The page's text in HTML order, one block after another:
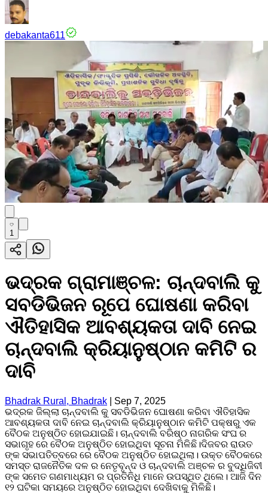
debakanta611
1
ଭଦ୍ରକ ଗ୍ରାମାଞ୍ଚଳ: ଚାନ୍ଦବାଲି କୁ
ସବଡିଭିଜନ ରୂପେ ଘୋଷଣା କରିବା
ଐତିହାସିକ ଆବଶ୍ୟକତା ଦାବି ନେଇ
ଚାନ୍ଦବାଲି କ୍ରିୟାନୁଷ୍ଠାନ କମିଟି ର
ଦାବି
Bhadrak Rural, Bhadrak
Sep 7, 2025
ଭଦ୍ରକ ଜିଲ୍ଲା ଚାନ୍ଦବାଲି କୁ ସବଡିଭିଜନ ଘୋଷଣା କରିବା ଐତିହାସିକ
ଆବଶ୍ୟକତା ଦାବି ନେଇ ଚାନ୍ଦବାଲି କ୍ରିୟାନୁଷ୍ଠାନ କମିଟି ପକ୍ଷରୁ ଏକ
ବୈଠକ ଅନୁଷ୍ଠିତ ହୋଇଯାଇଛି। ଚାନ୍ଦବାଲି ବରିଷ୍ଠ ନାଗରିକ ସଂଘ ର
ସଭାଗୃହ ରେ ବୈଠକ ଅନୁଷ୍ଠିତ ହୋଇଥିବା ସୂଚନା ମିଳିଛି।ଦିଜବର ରାଉତ
ଙ୍କ ସଭାପତିତ୍ବରେ ରେ ବୈଠକ ଅନୁଷ୍ଠିତ ହୋଇଥିଲା। ଉକ୍ତ ବୈଠକରେ
ସମସ୍ତ ରାଜନୈତିକ ଦଳ ର ନେତୃବୃନ୍ଦ ଓ ଚାନ୍ଦବାଲି ଅଞ୍ଚଳ ର ବୁଦ୍ଧିଜିବୀ
ଙ୍କ ସମେତ ଗଣମାଧ୍ୟମ ର ପ୍ରତିନିଧି ମାନେ ଉପସ୍ଥିତ ଥିଲେ। ଆଜି ଦିନ
୧୨ ଘଟିକା ସମୟରେ ଅନୁଷ୍ଠିତ ହୋଇଥିବା ଦେଖିବାକୁ ମିଳିଛି।